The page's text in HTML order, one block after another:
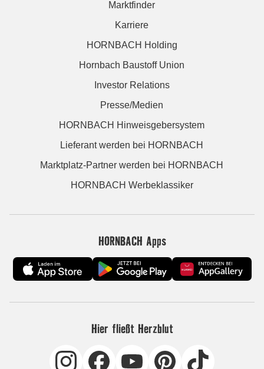
Marktfinder
Karriere
HORNBACH Holding
Hornbach Baustoff Union
Investor Relations
Presse/Medien
HORNBACH Hinweisgebersystem
Lieferant werden bei HORNBACH
Marktplatz-Partner werden bei HORNBACH
HORNBACH Werbeklassiker
HORNBACH Apps
Hier fließt Herzblut